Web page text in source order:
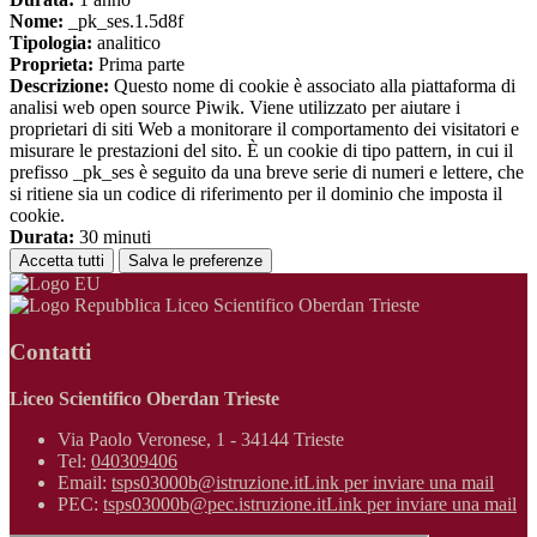
Nome: _pk_ses.1.5d8f
Tipologia: analitico
Proprieta: Prima parte
Descrizione: Questo nome di cookie è associato alla piattaforma di
analisi web open source Piwik. Viene utilizzato per aiutare i
proprietari di siti Web a monitorare il comportamento dei visitatori e
misurare le prestazioni del sito. È un cookie di tipo pattern, in cui il
prefisso _pk_ses è seguito da una breve serie di numeri e lettere, che
si ritiene sia un codice di riferimento per il dominio che imposta il
cookie.
Durata: 30 minuti
Accetta tutti Salva le preferenze
Liceo Scientifico Oberdan Trieste
Contatti
Liceo Scientifico Oberdan Trieste
Via Paolo Veronese, 1 - 34144 Trieste
Tel: 040309406
Email: tsps03000b@istruzione.itLink per inviare una mail
PEC: tsps03000b@pec.istruzione.itLink per inviare una mail